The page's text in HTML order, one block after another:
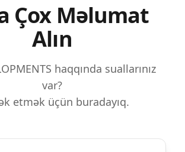
Çox Məlumat
Alın
haqqında suallarınız
var?
etmək üçün buradayıq.